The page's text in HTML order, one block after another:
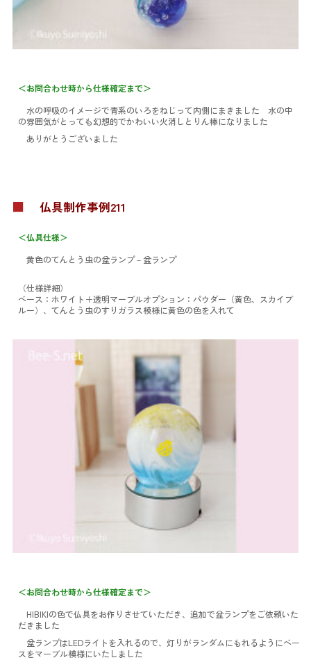
＜お問合わせ時から仕様確定まで＞
水の呼吸のイメージで青系のいろをねじって内側にまきました 水の中
の雰囲気がとっても幻想的でかわいい火消しとりん棒になりました
ありがとうございました
■ 仏具制作事例211
＜仏具仕様＞
黄色のてんとう虫の盆ランプ－盆ランプ
（仕様詳細）
ベース：ホワイト＋透明マーブルオプション：パウダー（黄色、スカイブ
ルー）、てんとう虫のすりガラス模様に黄色の色を入れて
＜お問合わせ時から仕様確定まで＞
HIBIKIの色で仏具をお作りさせていただき、追加で盆ランプをご依頼いた
だきました
盆ランプはLEDライトを入れるので、灯りがランダムにもれるようにベー
スをマーブル模様にいたしました